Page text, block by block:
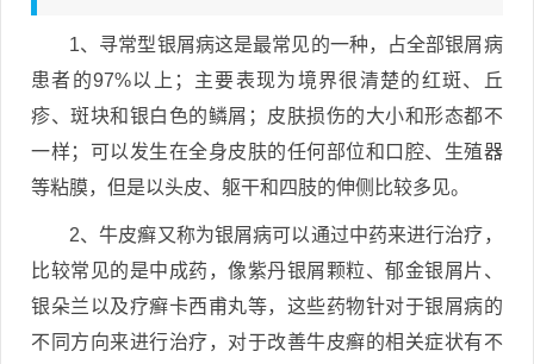
1、寻常型银屑病这是最常见的一种，占全部银屑病
患者的97%以上；主要表现为境界很清楚的红斑、丘
疹、斑块和银白色的鳞屑；皮肤损伤的大小和形态都不
一样；可以发生在全身皮肤的任何部位和口腔、生殖器
等粘膜，但是以头皮、躯干和四肢的伸侧比较多见。
2、牛皮癣又称为银屑病可以通过中药来进行治疗，
比较常见的是中成药，像紫丹银屑颗粒、郁金银屑片、
银朵兰以及疗癣卡西甫丸等，这些药物针对于银屑病的
不同方向来进行治疗，对于改善牛皮癣的相关症状有不